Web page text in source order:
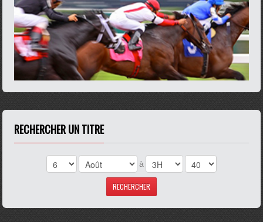
RECHERCHER UN TITRE
à